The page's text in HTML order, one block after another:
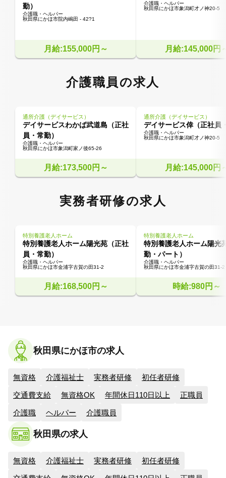
勤）
介護職・ヘルパー
秋田県にかほ市院内嶋田 - 42?1
月給:155,000円～
介護職・ヘルパー
秋田県にかほ市象潟町才ノ神20-5
月給:145,000円
介護職員の求人
通所介護（デイサービス）
デイサービスわかば武道島（正社
員・常勤）
介護職・ヘルパー
秋田県にかほ市象潟町家ノ後65-26
月給:173,500円～
通所介護（デイサービス）
デイサービス倖（正社員
介護職・ヘルパー
秋田県にかほ市象潟町才ノ神20-5
月給:145,000円
実務者研修の求人
特別養護老人ホーム
特別養護老人ホーム陽光苑（正社
員・常勤）
介護職・ヘルパー
秋田県にかほ市金浦字古賀の田31-2
月給:168,500円～
特別養護老人ホーム
特別養護老人ホーム陽光
勤・パート）
介護職・ヘルパー
秋田県にかほ市金浦字古賀の田31-2
時給:980円～
秋田県にかほ市の求人
無資格 介護福祉士 実務者研修 初任者研修
交通費支給 無資格OK 年間休日110日以上 正職員
介護職 ヘルパー 介護職員
秋田県の求人
無資格 介護福祉士 実務者研修 初任者研修